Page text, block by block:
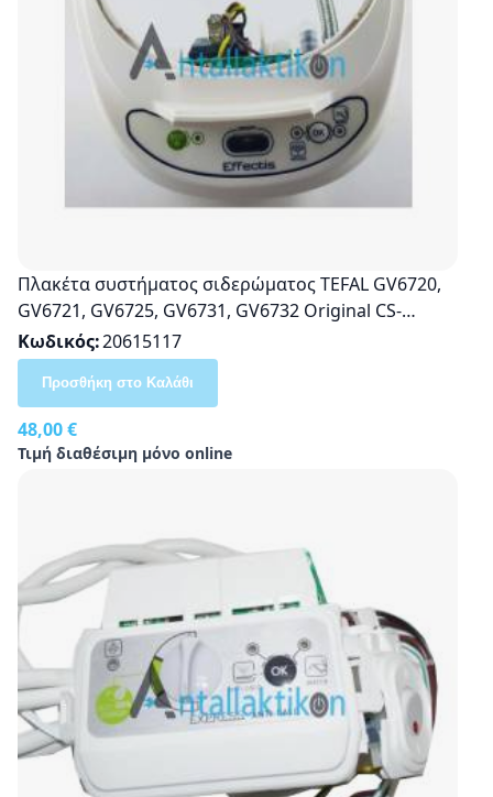
Πλακέτα συστήματος σιδερώματος TEFAL GV6720,
GV6721, GV6725, GV6731, GV6732 Original CS-
00135037
Κωδικός 20615117
48,00 €
Τιμή διαθέσιμη μόνο online
Προσθήκη στο Καλάθι